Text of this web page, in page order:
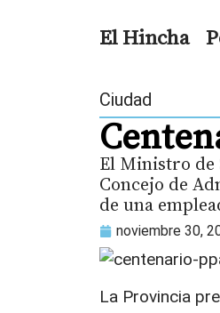
El Hincha
Ciudad
El Ministro de
Concejo de
de una
noviembre 30,
La Provincia